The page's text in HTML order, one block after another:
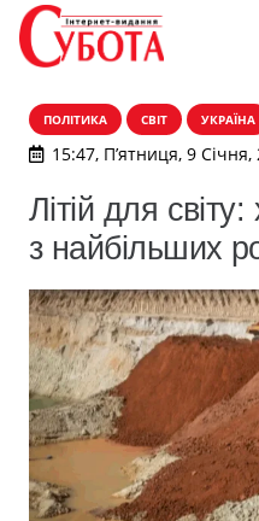
ПОЛІТИКА СВІТ УКРАЇНА
15:47, П’ятниця, 9 Січня,
Літій для
з найбільших